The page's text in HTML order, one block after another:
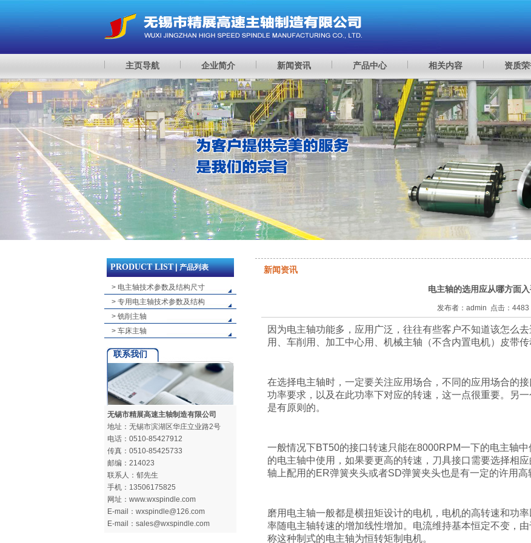
主页导航 企业简介 新闻资讯 产品中心 相关内容 资质
PRODUCT LIST | 产品列表
> 电主轴技术参数及结构尺寸
> 专用电主轴技术参数及结构
> 铣削主轴
> 车床主轴
联系我们
无锡市精展高速主轴制造有限公司
地址：无锡市滨湖区华庄立业路2号
电话：0510-85427912
传真：0510-85425733
邮编：214023
联系人：郁先生
手机：13506175825
网址：www.wxspindle.com
E-mail：wxspindle@126.com
E-mail：sales@wxspindle.com
新闻资讯
电主轴的选用应从哪方面
发布者：admin 点击：4483
因为电主轴功能多，应用广泛，往往有些客户不知道该怎么
用、车削用、加工中心用、机械主轴（不含内置电机）皮带传
在选择电主轴时，一定要关注应用场合，不同的应用场合的
功率要求，以及在此功率下对应的转速，这一点很重要。另
是有原则的。
一般情况下BT50的接口转速只能在8000RPM一下的电主轴中
的电主轴中使用，如果要更高的转速，刀具接口需要选择相应
轴上配用的ER弹簧夹头或者SD弹簧夹头也是有一定的许用高
磨用电主轴一般都是横扭矩设计的电机，电机的高转速和功
率随电主轴转速的增加线性增加。电流维持基本恒定不变，
称这种制式的电主轴为恒转矩制电机。